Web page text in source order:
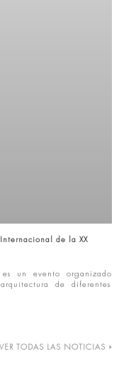
de la XX
un evento organizado
de diferentes
VER TODAS LAS NOTICIAS »